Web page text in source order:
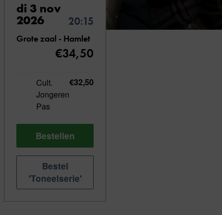
di 3 nov
2026 20:15
Grote zaal - Hamlet
€34,50
Cult.
Jongeren
Pas
€32,50
Bestellen
Bestel
'Toneelserie'